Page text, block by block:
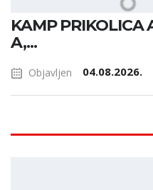
KAMP PRIKOLICA
A,...
Objavljen 04.08.2026.